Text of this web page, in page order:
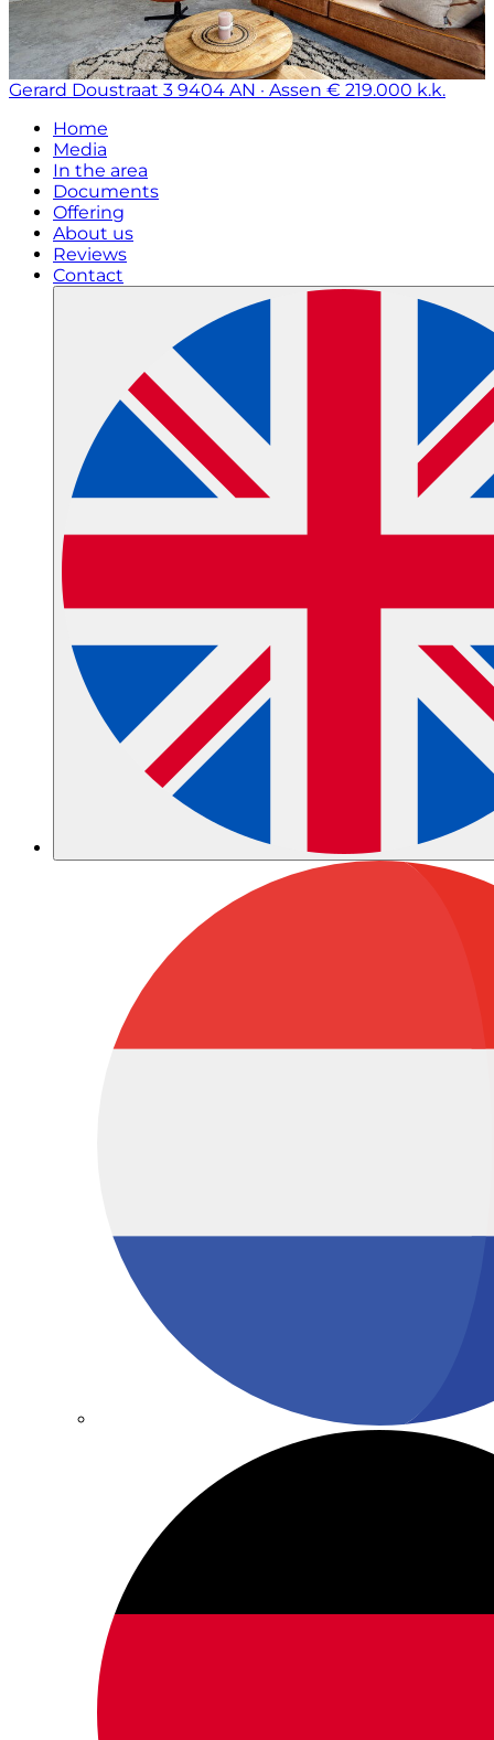
Gerard Doustraat 3 9404 AN · Assen € 219.000 k.k.
Home
Media
In the area
Documents
Offering
About us
Reviews
Contact